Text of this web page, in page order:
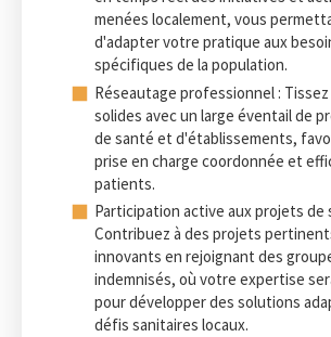
menées localement, vous
d'adapter votre pratique aux
spécifiques de la population.
Réseautage professionnel :
solides avec un large éventail de
de santé et d'établissements,
prise en charge coordonnée et
patients.
Participation active aux projets de
Contribuez à des projets
innovants en rejoignant des
indemnisés, où votre expertise
pour développer des solutions
défis sanitaires locaux.